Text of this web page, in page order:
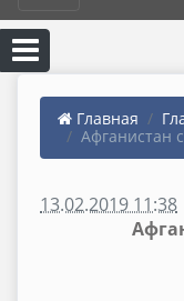
Главная
Афганистан
13.02.2019 11:38